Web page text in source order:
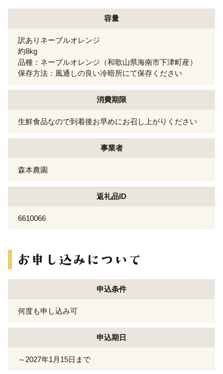
容量
訳ありネーブルオレンジ
約8kg
品種：ネーブルオレンジ（和歌山県海南市下津町産）
保存方法：風通しの良い冷暗所にて保存ください
消費期限
生鮮食品なので到着後お早めにお召し上がりください
事業者
森本農園
返礼品ID
6610066
申込条件
何度も申し込み可
申込期日
～2027年1月15日まで